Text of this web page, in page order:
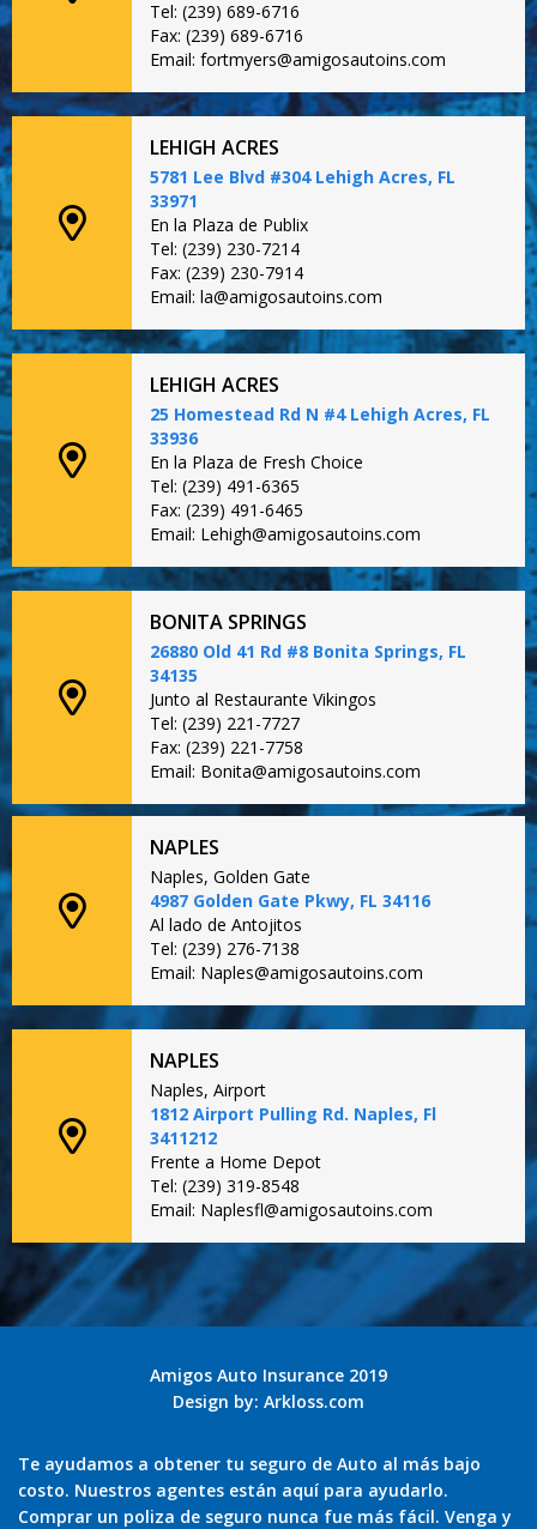
Tel: (239) 689-6716
Fax: (239) 689-6716
Email: fortmyers@amigosautoins.com
LEHIGH ACRES
5781 Lee Blvd #304 Lehigh Acres, FL
33971
En la Plaza de Publix
Tel: (239) 230-7214
Fax: (239) 230-7914
Email: la@amigosautoins.com
LEHIGH ACRES
25 Homestead Rd N #4 Lehigh Acres, FL
33936
En la Plaza de Fresh Choice
Tel: (239) 491-6365
Fax: (239) 491-6465
Email: Lehigh@amigosautoins.com
BONITA SPRINGS
26880 Old 41 Rd #8 Bonita Springs, FL
34135
Junto al Restaurante Vikingos
Tel: (239) 221-7727
Fax: (239) 221-7758
Email: Bonita@amigosautoins.com
NAPLES
Naples, Golden Gate
4987 Golden Gate Pkwy, FL 34116
Al lado de Antojitos
Tel: (239) 276-7138
Email: Naples@amigosautoins.com
NAPLES
Naples, Airport
1812 Airport Pulling Rd. Naples, Fl
3411212
Frente a Home Depot
Tel: (239) 319-8548
Email: Naplesfl@amigosautoins.com
Amigos Auto Insurance 2019
Design by: Arkloss.com
Te ayudamos a obtener tu seguro de Auto al más bajo
costo. Nuestros agentes están aquí para ayudarlo.
Comprar un poliza de seguro nunca fue más fácil. Venga y